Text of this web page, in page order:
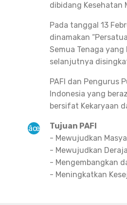
dibidang Kesehatan
Pada tanggal 13
dinamakan
Semua Tenaga
selanjutnya disingkat
PAFI dan Pengurus
Indonesia yang
bersifat Kekaryaan
Tujuan PAFI
- Mewujudkan
- Mewujudkan
- Mengembangkan
- Meningkatkan